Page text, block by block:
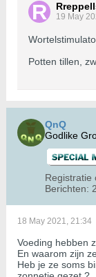
19 May
Potten tillen,
QnQ
Godlike
Registratie
Berichten:
18 May 2021, 21:34
Voeding hebben
En waarom zijn
Heb je ze soms